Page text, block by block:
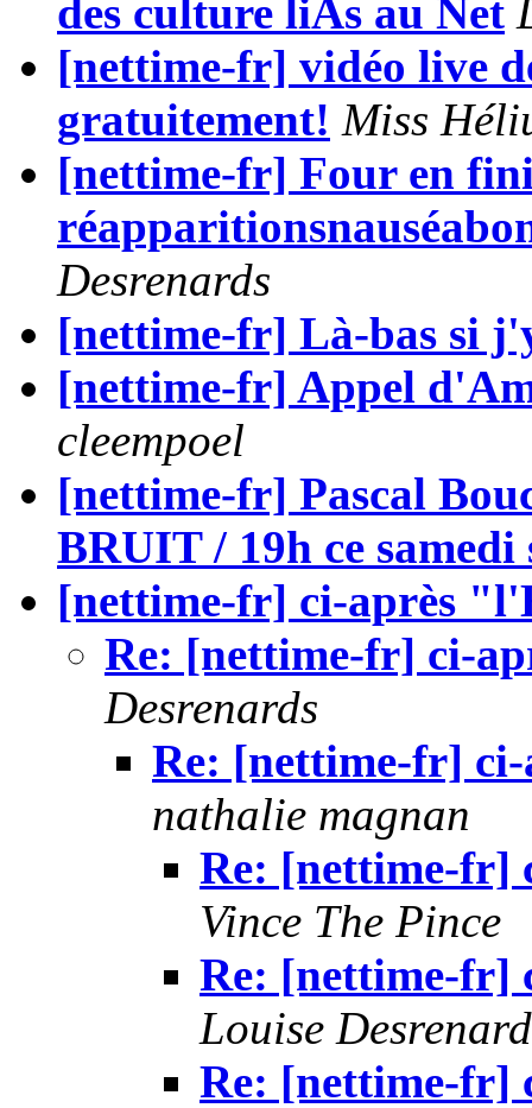
des culture liÃs au Net
[nettime-fr] vidéo live
gratuitement! Miss
[nettime-fr] Four en
Desrenards
[nettime-fr] Là-bas si
[nettime-fr] Appel
cleempoel
[nettime-fr] Pascal
BRUIT / 19h ce samedi
[nettime-fr] ci-après
Re: [nettime-fr] ci-
Desrenards
Re: [nettime-fr]
nathalie magnan
Re: [nettime-fr]
Vince The Pince
Re: [nettime-fr]
Louise
Re: [nettime-fr]